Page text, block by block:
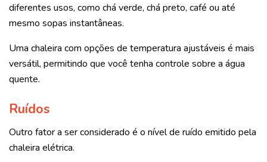
diferentes usos, como chá verde, chá preto, café ou até
mesmo sopas instantâneas.
Uma chaleira com opções de temperatura ajustáveis é mais
versátil, permitindo que você tenha controle sobre a água
quente.
Ruídos
Outro fator a ser considerado é o nível de ruído emitido pela
chaleira elétrica.